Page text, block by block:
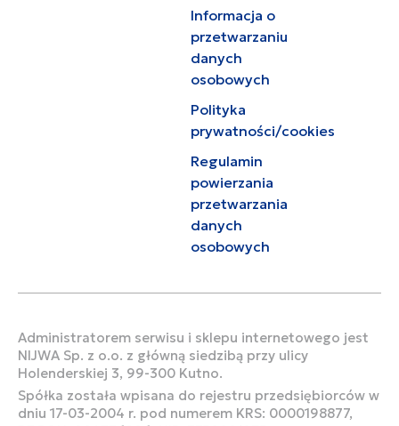
Informacja o
przetwarzaniu
danych
osobowych
Polityka
prywatności/cookies
Regulamin
powierzania
przetwarzania
danych
osobowych
Administratorem serwisu i sklepu internetowego jest
NIJWA Sp. z o.o. z główną siedzibą przy ulicy
Holenderskiej 3, 99-300 Kutno.
Spółka została wpisana do rejestru przedsiębiorców w
dniu 17-03-2004 r. pod numerem KRS: 0000198877,